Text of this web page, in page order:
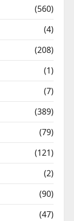
(560)
(4)
(208)
(1)
(7)
(389)
(79)
(121)
(2)
(90)
(47)